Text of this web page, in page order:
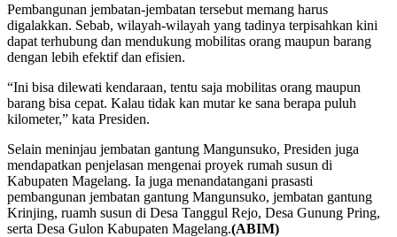
Pembangunan jembatan-jembatan tersebut memang harus
digalakkan. Sebab, wilayah-wilayah yang tadinya terpisahkan kini
dapat terhubung dan mendukung mobilitas orang maupun barang
dengan lebih efektif dan efisien.
“Ini bisa dilewati kendaraan, tentu saja mobilitas orang maupun
barang bisa cepat. Kalau tidak kan mutar ke sana berapa puluh
kilometer,” kata Presiden.
Selain meninjau jembatan gantung Mangunsuko, Presiden juga
mendapatkan penjelasan mengenai proyek rumah susun di
Kabupaten Magelang. Ia juga menandatangani prasasti
pembangunan jembatan gantung Mangunsuko, jembatan gantung
Krinjing, ruamh susun di Desa Tanggul Rejo, Desa Gunung Pring,
serta Desa Gulon Kabupaten Magelang.(ABIM)